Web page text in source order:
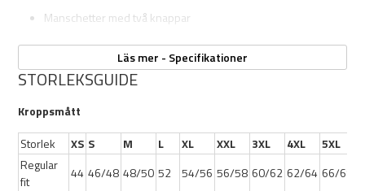
Manschetter med två knappar
Bröstficka med knapp
Färg: Grape Leaf/Dark Navy
Läs mer - Specifikationer
STORLEKSGUIDE
Kroppsmått
Storlek
XS S M L XL XXL 3XL 4XL
5XL
Regular
fit
44 46/48 48/50 52 54/56 56/58 60/62 62/64 66/68